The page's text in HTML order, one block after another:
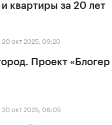
квартиры за 20 лет
20 окт 2025, 09:20
Проект
20 окт 2025, 06:05